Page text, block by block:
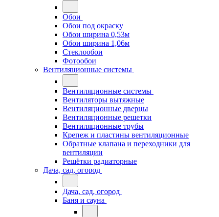
Обои
Обои под окраску
Обои ширина 0,53м
Обои ширина 1,06м
Стеклообои
Фотообои
Вентиляционные системы
Вентиляционные системы
Вентиляторы вытяжные
Вентиляционные дверцы
Вентиляционные решетки
Вентиляционные трубы
Крепеж и пластины вентиляционные
Обратные клапана и переходники для
вентиляции
Решётки радиаторные
Дача, сад, огород
Дача, сад, огород
Баня и сауна